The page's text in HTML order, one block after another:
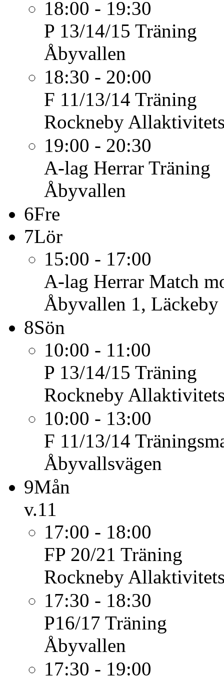
18:00 - 19:30
P 13/14/15 Träning
Åbyvallen
18:30 - 20:00
F 11/13/14 Träning
Rockneby
19:00 - 20:30
A-lag Herrar Träning
Åbyvallen
6Fre
7Lör
15:00 - 17:00
A-lag Herrar Match
Åbyvallen 1, Läckeby
8Sön
10:00 - 11:00
P 13/14/15 Träning
Rockneby
10:00 - 13:00
F 11/13/14
Åbyvallsvägen
9Mån
v.11
17:00 - 18:00
FP 20/21 Träning
Rockneby
17:30 - 18:30
P16/17 Träning
Åbyvallen
17:30 - 19:00